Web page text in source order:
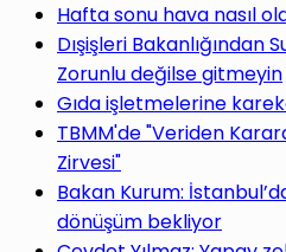
Hafta sonu hava nasıl
Dışişleri Bakanlığından
Zorunlu değilse gitmeyin
Gıda işletmelerine
TBMM'de "Veriden
Zirvesi"
Bakan Kurum:
dönüşüm bekliyor